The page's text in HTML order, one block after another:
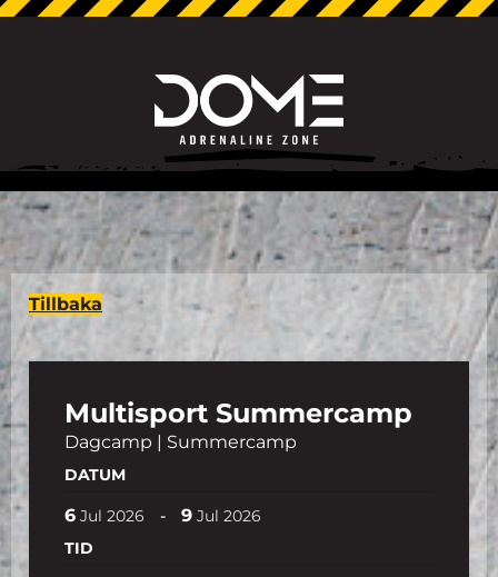
Tillbaka
Multisport Summercamp
Dagcamp | Summercamp
DATUM
6 Jul 2026 - 9 Jul 2026
TID